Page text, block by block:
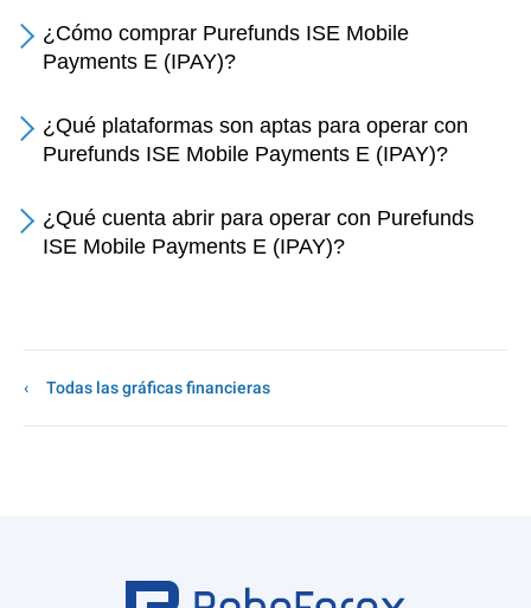
¿Cómo comprar Purefunds ISE Mobile
Payments E (IPAY)?
¿Qué plataformas son aptas para operar con
Purefunds ISE Mobile Payments E (IPAY)?
¿Qué cuenta abrir para operar con Purefunds
ISE Mobile Payments E (IPAY)?
Todas las gráficas financieras